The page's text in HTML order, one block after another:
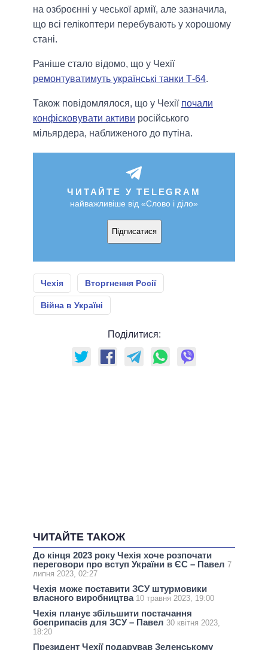
на озброєнні у чеської армії, але зазначила,
що всі гелікоптери перебувають у хорошому
стані.
Раніше стало відомо, що у Чехії
ремонтуватимуть українські танки Т-64.
Також повідомлялося, що у Чехії почали
конфісковувати активи російського
мільярдера, наближеного до путіна.
ЧИТАЙТЕ У TELEGRAM
найважливіше від «Слово і діло»
Підписатися
Чехія Вторгнення Росії
Війна в Україні
Поділитися:
ЧИТАЙТЕ ТАКОЖ
До кінця 2023 року Чехія хоче розпочати
переговори про вступ України в ЄС – Павел 7
липня 2023, 02:27
Чехія може поставити ЗСУ штурмовики
власного виробництва 10 травня 2023, 19:00
Чехія планує збільшити постачання
боєприпасів для ЗСУ – Павел 30 квітня 2023,
18:20
Президент Чехії подарував Зеленському